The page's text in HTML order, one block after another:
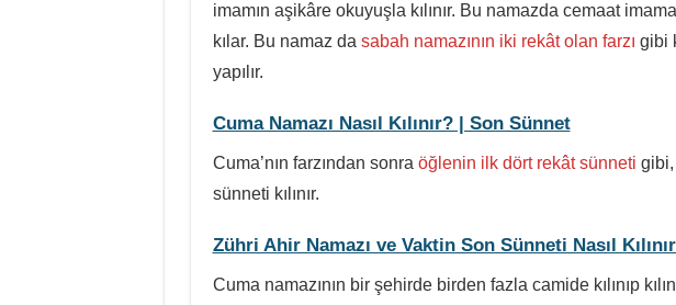
imamın aşikâre okuyuşla kılınır. Bu namazda cemaat
kılar. Bu namaz da sabah namazının iki rekât olan farzı gibi
yapılır.
Cuma Namazı Nasıl Kılınır? | Son Sünnet
Cuma’nın farzından sonra öğlenin ilk dört rekât sünneti gibi,
sünneti kılınır.
Zühri Ahir Namazı ve Vaktin Son Sünneti Nasıl
Cuma namazının bir şehirde birden fazla camide kılınıp